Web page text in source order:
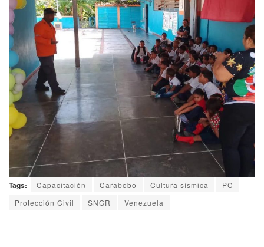
Tags: Capacitación Carabobo Cultura sísmica
PC
Protección Civil
SNGR Venezuela